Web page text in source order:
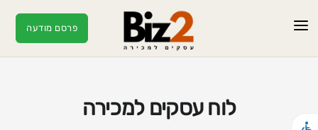
פרסם מודעה
ראשי
לוח עסקים למכירה